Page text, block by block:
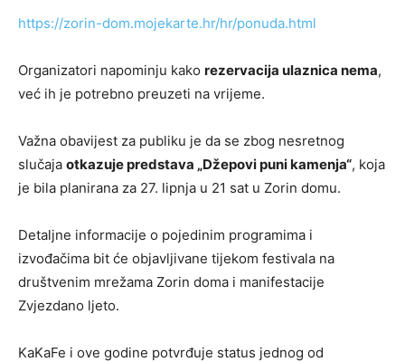
https://zorin-dom.mojekarte.hr/hr/ponuda.html
Organizatori napominju kako rezervacija ulaznica nema,
već ih je potrebno preuzeti na vrijeme.
Važna obavijest za publiku je da se zbog nesretnog
slučaja otkazuje predstava „Džepovi puni kamenja“, koja
je bila planirana za 27. lipnja u 21 sat u Zorin domu.
Detaljne informacije o pojedinim programima i
izvođačima bit će objavljivane tijekom festivala na
društvenim mrežama Zorin doma i manifestacije
Zvjezdano ljeto.
KaKaFe i ove godine potvrđuje status jednog od